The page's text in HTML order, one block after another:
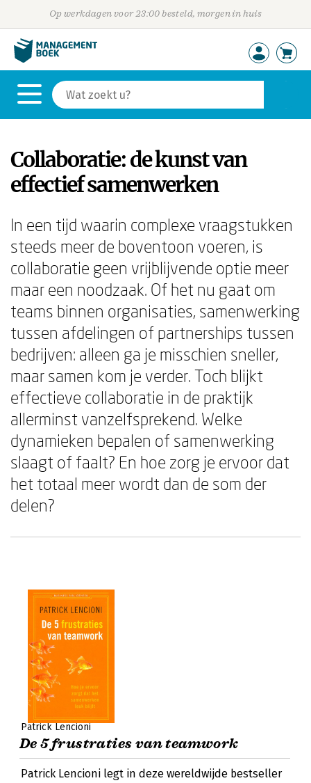
Op werkdagen voor 23:00 besteld, morgen in huis
Collaboratie: de kunst van
effectief samenwerken
In een tijd waarin complexe vraagstukken
steeds meer de boventoon voeren, is
collaboratie geen vrijblijvende optie meer
maar een noodzaak. Of het nu gaat om
teams binnen organisaties, samenwerking
tussen afdelingen of partnerships tussen
bedrijven: alleen ga je misschien sneller,
maar samen kom je verder. Toch blijkt
effectieve collaboratie in de praktijk
allerminst vanzelfsprekend. Welke
dynamieken bepalen of samenwerking
slaagt of faalt? En hoe zorg je ervoor dat
het totaal meer wordt dan de som der
delen?
Patrick Lencioni
De 5 frustraties van teamwork
Patrick Lencioni legt in deze wereldwijde bestseller